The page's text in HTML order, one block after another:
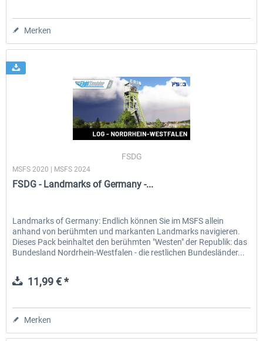
Merken
FSDG
MSFS 2020 | MSFS 2024
FSDG - Landmarks of Germany -...
Landmarks of Germany: Endlich können Sie im MSFS allein
anhand von berühmten und markanten Landmarks navigieren.
Dieses Pack beinhaltet den berühmten "Westen" der Republik: das
Bundesland Nordrhein-Westfalen - die restlichen Bundesländer...
11,99 € *
Merken